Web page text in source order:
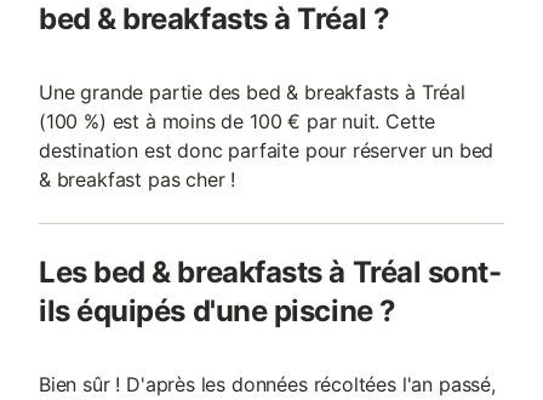
bed & breakfasts à Tréal ?
Une grande partie des bed & breakfasts à Tréal
(100 %) est à moins de 100 € par nuit. Cette
destination est donc parfaite pour réserver un bed
& breakfast pas cher !
Les bed & breakfasts à Tréal sont-
ils équipés d'une piscine ?
Bien sûr ! D'après les données récoltées l'an passé,